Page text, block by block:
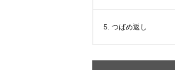
5. つばめ返し